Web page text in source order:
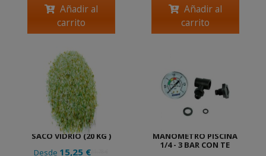
Añadir al
carrito
Añadir al
carrito
SACO VIDRIO (20 KG )
Desde 15,25 €
MANOMETRO PISCINA
1/4 - 3 BAR CON TE